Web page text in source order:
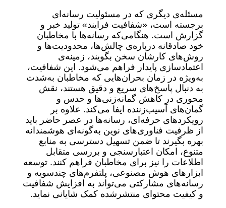
مسئله‌ی دیگری که در مسئولیت رسانه‌ای
برجسته است، «شفافیت فرایند» تولید خبر و
گزارش است. هنگامی‌که رسانه‌ها با مخاطبان
خود صادقانه درباره‌ی چالش‌ها، محدودیت‌ها و
روش‌های کارشان سخن بگویند، زمینه‌ی
اعتمادسازی پایدار فراهم می‌شود. این شفافیت،
به‌ویژه در زمان بحران‌هایی که مخاطبان به‌شدت
به دنبال پاسخ‌های سریع و دقیق هستند، نقش
محوری در کاهش گمانه‌زنی‌ها و حدس و
گمان‌های آسیب‌زننده ایفا می‌کند. علاوه بر
رویکردهای حرفه‌ای، رسانه‌ها در عصر حاضر باید
از ظرفیت فناوری‌های نوین به‌گونه‌ای هوشمندانه
بهره بگیرند تا ضمن تسهیل دسترسی به منابع
متنوع، امکان اعتبارسنجی و بررسی متقابل
اطلاعات را نیز برای مخاطبان فراهم کنند. توسعه
ابزارهای هوش مصنوعی، پلتفرم‌های چندسویه و
رسانه‌های مشارکتی می‌تواند به افزایش شفافیت
و کیفیت محتوای منتشرشده کمک شایانی نماید.